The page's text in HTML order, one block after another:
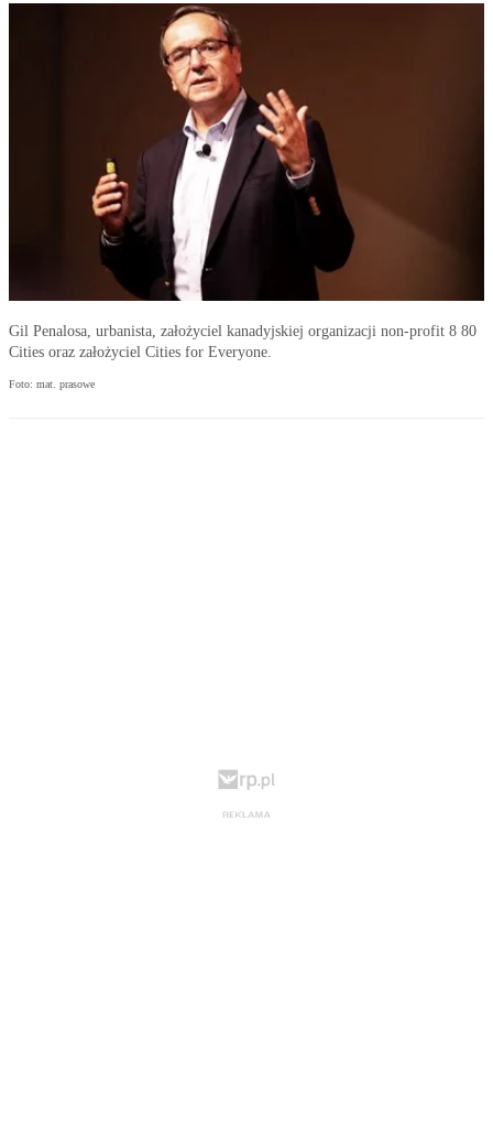
Gil Penalosa, urbanista, założyciel kanadyjskiej organizacji non-profit 8 80
Cities oraz założyciel Cities for Everyone.
Foto: mat. prasowe